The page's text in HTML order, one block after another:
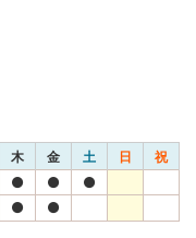
木 金 土 日 祝